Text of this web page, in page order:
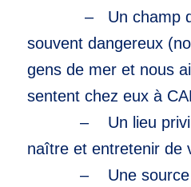
– Un champ
souvent dangereux
gens de mer et nous
sentent chez eux à
– Un lieu
naître et entretenir de
– Une source